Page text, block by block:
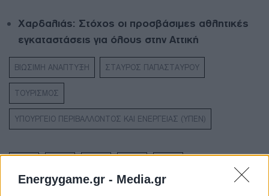
Energygame.gr - Media.gr
Χαρδαλιάς: Στόχος οι προσβάσιμες αθλητικές
εγκαταστάσεις για όλους στην Αττική
ΒΙΩΣΙΜΗ ΑΝΑΠΤΥΞΗ ΣΤΑΥΡΟΣ ΠΑΠΑΣΤΑΥΡΟΥ
ΤΟΥΡΙΣΜΟΣ
ΥΠΟΥΡΓΕΙΟ ΠΕΡΙΒΑΛΛΟΝΤΟΣ ΚΑΙ ΕΝΕΡΓΕΙΑΣ (ΥΠΕΝ)